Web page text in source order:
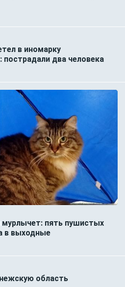
в иномарку
пострадали два человека
мурлычет: пять пушистых
в выходные
область